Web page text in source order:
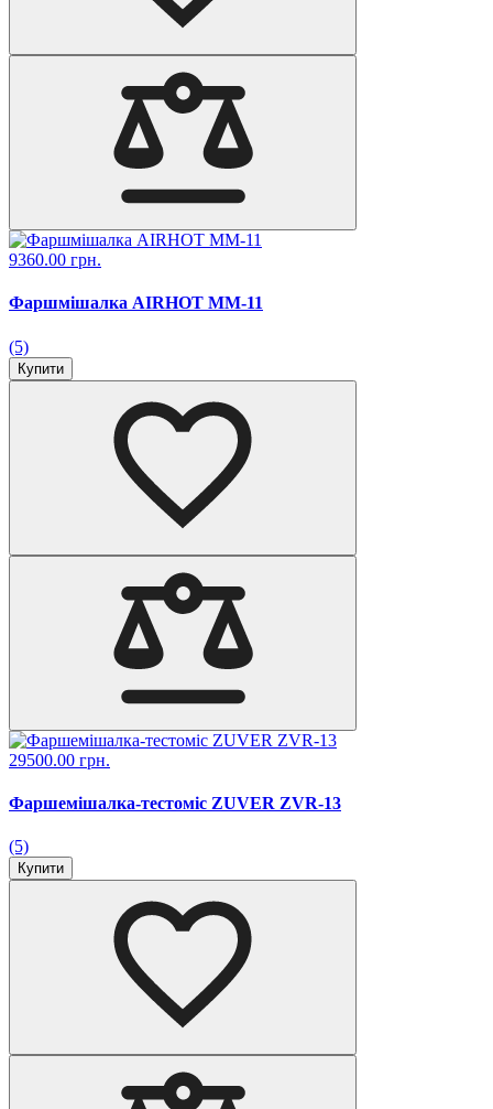
9360.00 грн.
Фаршмішалка AIRHOT MM-11
(5)
Купити
29500.00 грн.
Фаршемішалка-тестоміс ZUVER ZVR-13
(5)
Купити